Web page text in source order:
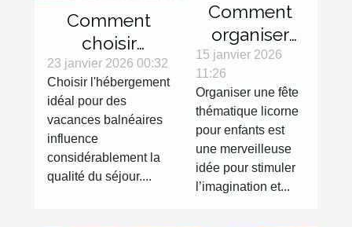
Comment
choisir
l'hébergement
idéal pour vos
vacances
balnéaires ?
23 janvier 2026 00:32
Choisir l'hébergement
idéal pour des
vacances balnéaires
influence
considérablement la
qualité du séjour....
Comment
organiser
une fête
thématique
licorne pour
enfants ?
15 janvier 2026
11:26
Organiser une fête
thématique licorne
pour enfants est
une merveilleuse
idée pour stimuler
l’imagination et...